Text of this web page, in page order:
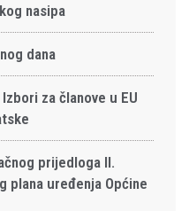
nasipa
dana
za članove u EU
prijedloga II.
plana uređenja Općine